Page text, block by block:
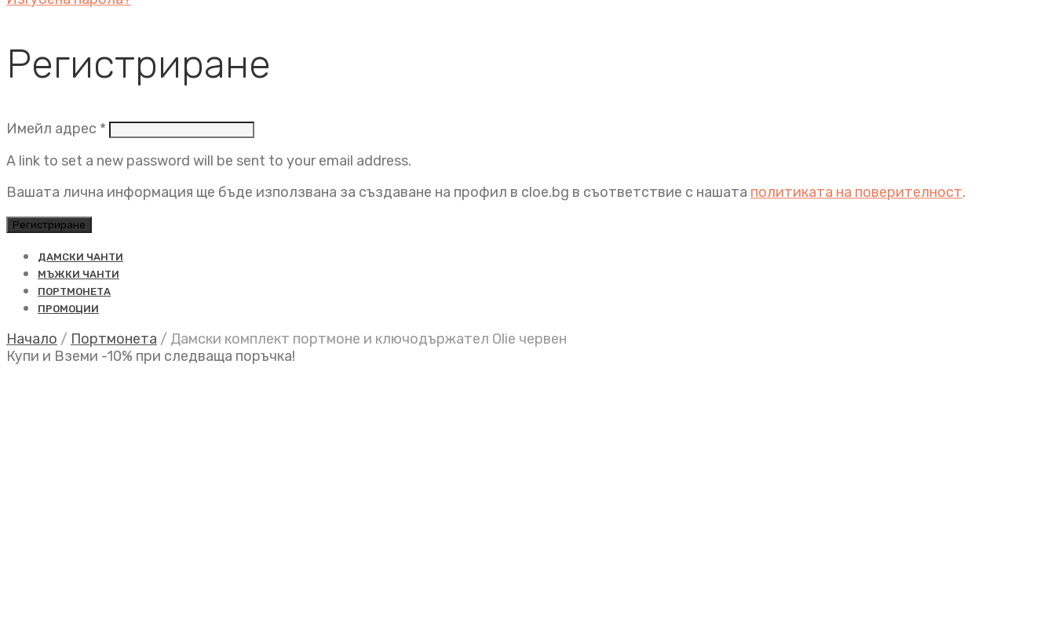
Регистриране
Имейл адрес * Задължително
A link to set a new password will be sent to your email address.
Вашата лична информация ще бъде използвана за създаване на профил в cloe.bg в съответствие с нашата политиката на поверителност.
Регистриране
ДАМСКИ ЧАНТИ
МЪЖКИ ЧАНТИ
ПОРТМОНЕТА
ПРОМОЦИИ
Начало / Портмонета / Дамски комплект портмоне и ключодържател Olie червен
Купи и Вземи -10% при следваща поръчка!